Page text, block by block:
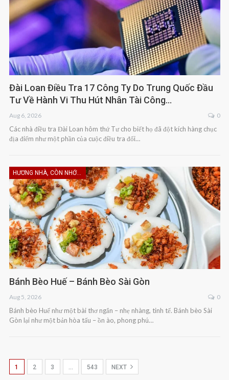
Đài Loan Điều Tra 17 Công Ty Do Trung Quốc Đầu
Tư Về Hành Vi Thu Hút Nhân Tài Công…
Aug 6, 2026 0
Các nhà điều tra Đài Loan hôm thứ Tư cho biết họ đã đột kích hàng chục
địa điểm như một phần của cuộc điều tra đối…
HƯƠNG NHÀ, CÒN NHỚ KHÔNG EM
Bánh Bèo Huế – Bánh Bèo Sài Gòn
Aug 5, 2026 0
Bánh bèo Huế như một bài thơ ngắn – nhẹ nhàng, tinh tế. Bánh bèo Sài
Gòn lại như một bản hòa tấu – ồn ào, phong phú…
1 2 3 543 NEXT